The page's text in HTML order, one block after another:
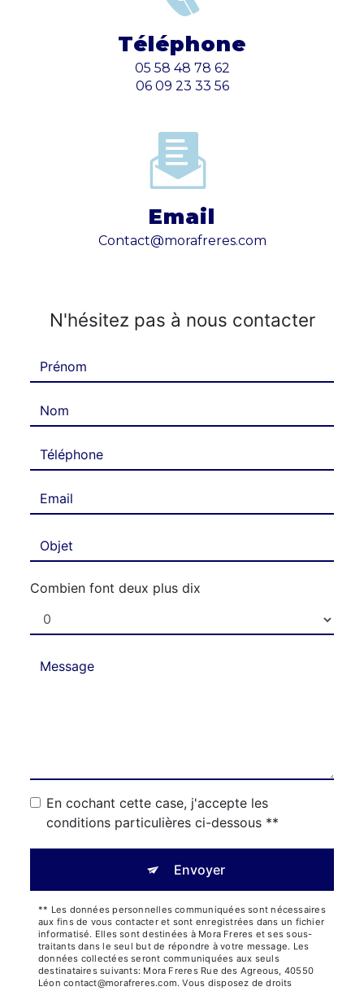
Téléphone
05 58 48 78 62
06 09 23 33 56
Email
contact@morafreres.com
N'hésitez pas à nous contacter
Combien font deux plus dix
En cochant cette case, j'accepte les
conditions particulières ci-dessous **
Envoyer
** Les données personnelles communiquées sont nécessaires
aux fins de vous contacter et sont enregistrées dans un fichier
informatisé. Elles sont destinées à Mora Freres et ses sous-
traitants dans le seul but de répondre à votre message. Les
données collectées seront communiquées aux seuls
destinataires suivants: Mora Freres Rue des Agreous, 40550
Léon contact@morafreres.com. Vous disposez de droits